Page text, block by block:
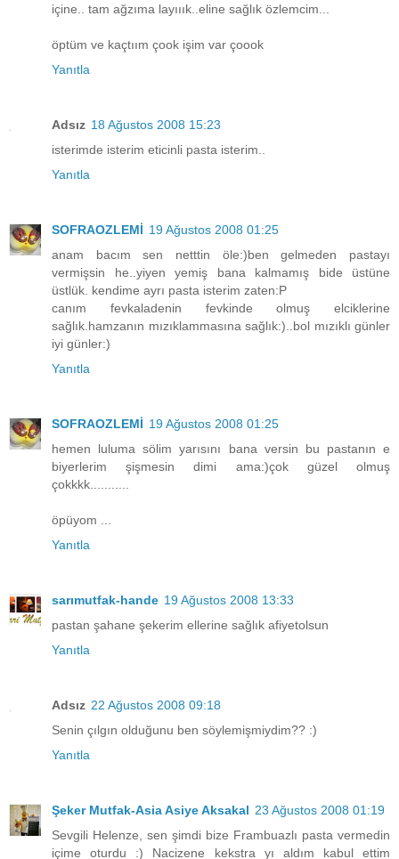
içine.. tam ağzıma layııık..eline sağlık özlemcim...
öptüm ve kaçtıım çook işim var çoook
Yanıtla
Adsız 18 Ağustos 2008 15:23
isterimde isterim eticinli pasta isterim..
Yanıtla
SOFRAOZLEMİ 19 Ağustos 2008 01:25
anam bacım sen netttin öle:)ben gelmeden pastayı
vermişsin he..yiyen yemiş bana kalmamış bide üstüne
üstlük. kendime ayrı pasta isterim zaten:P
canım fevkaladenin fevkinde olmuş elciklerine
sağlık.hamzanın mızıklammasına sağlık:)..bol mızıklı günler
iyi günler:)
Yanıtla
SOFRAOZLEMİ 19 Ağustos 2008 01:25
hemen luluma sölim yarısını bana versin bu pastanın e
biyerlerim şişmesin dimi ama:)çok güzel olmuş
çokkkk...........
öpüyom ...
Yanıtla
sarımutfak-hande 19 Ağustos 2008 13:33
pastan şahane şekerim ellerine sağlık afiyetolsun
Yanıtla
Adsız 22 Ağustos 2008 09:18
Senin çılgın olduğunu ben söylemişmiydim?? :)
Yanıtla
Şeker Mutfak-Asia Asiye Aksakal 23 Ağustos 2008 01:19
Sevgili Helenze, sen şimdi bize Frambuazlı pasta vermedin
içime oturdu :) Nacizene kekstra yı aldım kabul ettim